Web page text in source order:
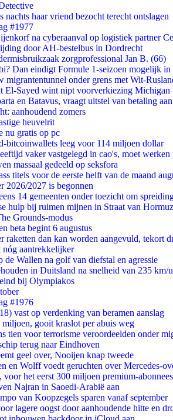
nachts haar vriend bezocht terecht ontslagen
#1977
na cyberaanval op logistiek partner
door AH-bestelbus in Dordrecht
zorgprofessional Jan B. (66)
Dan eindigt Formule 1-seizoen mogelijk in
onder grens met Wit-
El-Sayed wint nipt voorverkiezing Michigan
en Batavus, vraagt uitstel van betaling aan
aanhoudend zomers
heuvelrit
nu gratis op pc
bitcoinwallets leeg voor 114 miljoen dollar
vaker vastgelegd in cao's, moet werken
massaal gedeeld op seksfora
titels voor de eerste helft van de maand
2026/2027 is begonnen
14 gemeenten onder toezicht om
hulp bij ruimen mijnen in Straat van Hormuz
Grounds-modus
beta begint 6 augustus
raketten dan kan worden aangevuld, tekort
aantrekkelijker
Wallen na golf van diefstal en agressie
in Duitsland na snelheid van 235 km/u
bij Olympiakos
#1976
vast op verdenking van beramen aanslag
gooit kraslot per abuis weg
tien voor terrorisme veroordeelden onder
terug naar Eindhoven
geel over, Nooijen knap tweede
en Wolff voedt geruchten over Mercedes-
het eerst 300 miljoen premium-abonnees
Najran in Saoedi-Arabië aan
van Koopzegels sparen vanaf september
lagere oogst door aanhoudende hitte en